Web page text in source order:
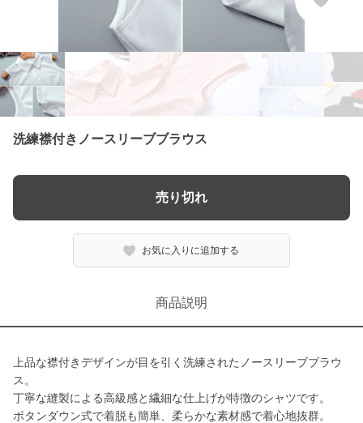
洗練襟付きノースリーブブラウス
売り切れ
お気に入りに追加する
商品説明
上品な襟付きデザインが目を引く洗練されたノースリーブブラウ
ス。
丁寧な縫製による高級感と繊細な仕上げが特徴のシャツです。
ボタンダウン式で着脱も簡単、柔らかな素材感で着心地抜群。